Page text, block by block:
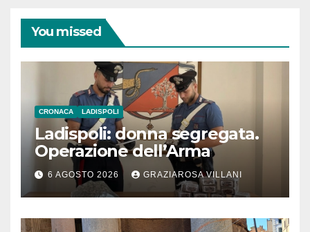
You missed
CRONACA LADISPOLI
Ladispoli: donna segregata.
Operazione dell’Arma
6 AGOSTO 2026 GRAZIAROSA VILLANI